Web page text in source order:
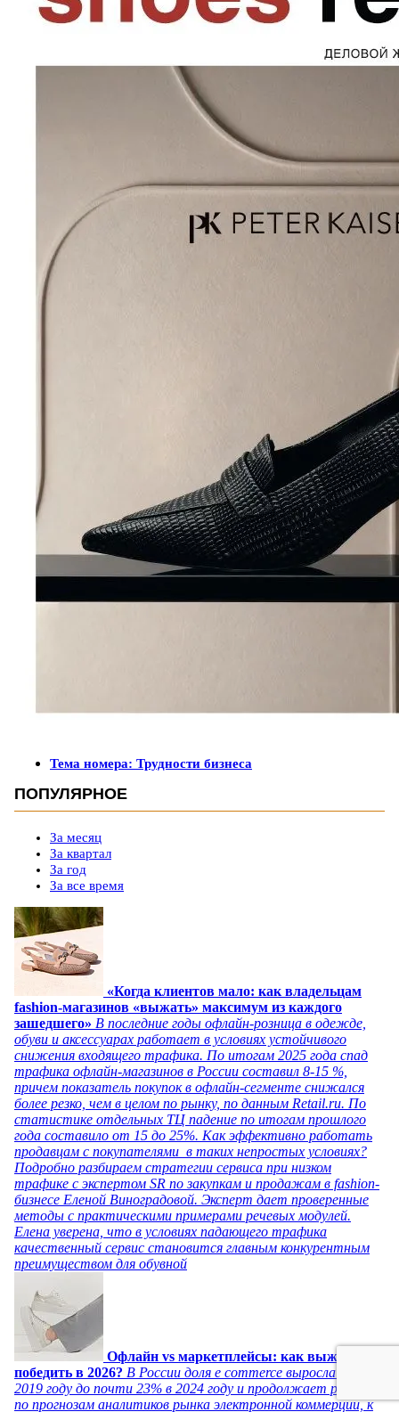
Тема номера: Трудности бизнеса
ПОПУЛЯРНОЕ
За месяц
За квартал
За год
За все время
«Когда клиентов мало: как владельцам
fashion-магазинов «выжать» максимум из каждого
зашедшего» В последние годы офлайн-розница в одежде,
обуви и аксессуарах работает в условиях устойчивого
снижения входящего трафика. По итогам 2025 года спад
трафика офлайн-магазинов в России составил 8-15 %,
причем показатель покупок в офлайн-сегменте снижался
более резко, чем в целом по рынку, по данным Retail.ru. По
статистике отдельных ТЦ падение по итогам прошлого
года составило от 15 до 25%. Как эффективно работать
продавцам с покупателями в таких непростых условиях?
Подробно разбираем стратегии сервиса при низком
трафике с экспертом SR по закупкам и продажам в fashion-
бизнесе Еленой Виноградовой. Эксперт дает проверенные
методы с практическими примерами речевых модулей.
Елена уверена, что в условиях падающего трафика
качественный сервис становится главным конкурентным
преимуществом для обувной
Офлайн vs маркетплейсы: как выжить и
победить в 2026? В России доля e commerce выросла с 5% в
2019 году до почти 23% в 2024 году и продолжает расти,
по прогнозам аналитиков рынка электронной коммерции, к